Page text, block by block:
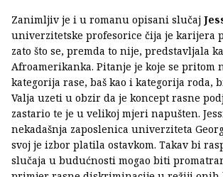
Zanimljiv je i u romanu opisani slučaj
univerzitetske profesorice čija je karijera
zato što se, premda to nije, predstavljala
Afroamerikanka. Pitanje je koje se pritom
kategorija rase, baš kao i kategorija roda,
Valja uzeti u obzir da je koncept rasne
zastario te je u velikoj mjeri napušten.
nekadašnja zaposlenica univerziteta
svoj je izbor platila ostavkom. Takav bi
slučaja u budućnosti mogao biti